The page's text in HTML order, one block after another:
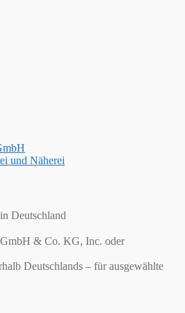
und Näherei
Deutschland
& Co. KG, Inc. oder
Deutschlands – für ausgewählte